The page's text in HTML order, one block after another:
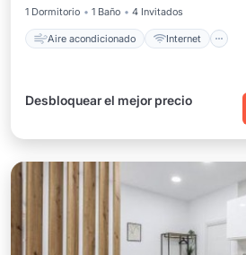
1 Dormitorio
1 Baño 4 Invitados
Aire acondicionado Internet
Desbloquear el mejor precio